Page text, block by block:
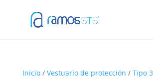
Inicio/ Vestuario de protección / Tipo 3